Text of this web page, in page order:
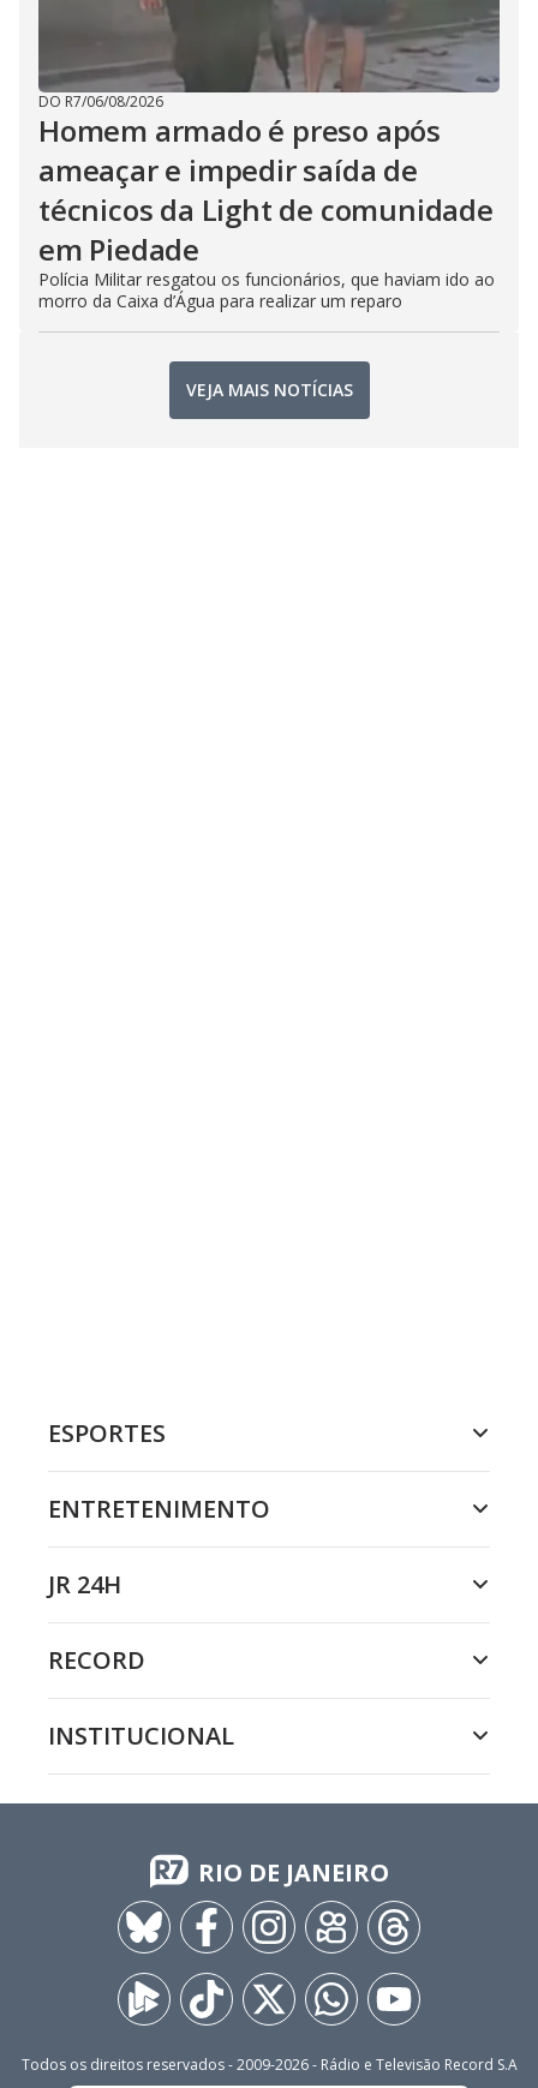
DO R7/06/08/2026
Homem armado é preso após
ameaçar e impedir saída de
técnicos da Light de comunidade
em Piedade
Polícia Militar resgatou os funcionários, que haviam ido ao
morro da Caixa d’Água para realizar um reparo
VEJA MAIS NOTÍCIAS
ESPORTES
ENTRETENIMENTO
JR 24H
RECORD
INSTITUCIONAL
RIO DE JANEIRO
Todos os direitos reservados - 2009-2026- Rádio e Televisão Record S.A